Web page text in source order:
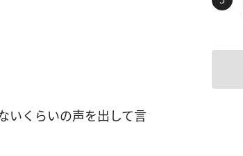
いくらいの声を出して言